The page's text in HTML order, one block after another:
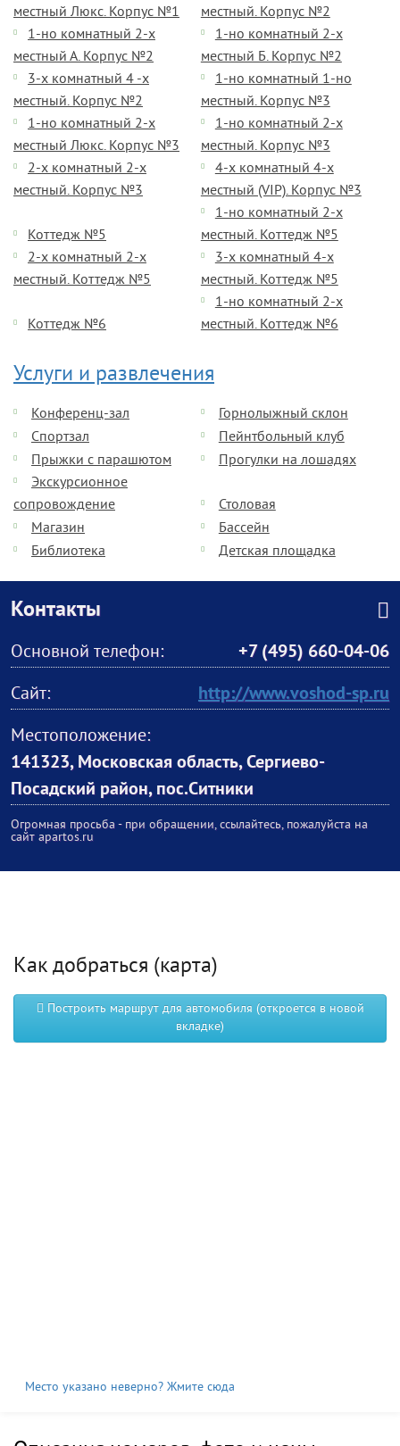
местный Люкс. Корпус №1
местный. Корпус №2
1-но комнатный 2-х
местный А. Корпус №2
1-но комнатный 2-х
местный Б. Корпус №2
3-х комнатный 4 -х
местный. Корпус №2
1-но комнатный 1-но
местный. Корпус №3
1-но комнатный 2-х
местный Люкс. Корпус №3
1-но комнатный 2-х
местный. Корпус №3
2-х комнатный 2-х
местный. Корпус №3
4-х комнатный 4-х
местный (VIP). Корпус №3
Коттедж №5
1-но комнатный 2-х
местный. Коттедж №5
2-х комнатный 2-х
местный. Коттедж №5
3-х комнатный 4-х
местный. Коттедж №5
Коттедж №6
1-но комнатный 2-х
местный. Коттедж №6
Услуги и развлечения
Конференц-зал
Горнолыжный склон
Спортзал
Пейнтбольный клуб
Прыжки с парашютом
Прогулки на лошадях
Экскурсионное
сопровождение
Столовая
Магазин
Бассейн
Библиотека
Детская площадка
Контакты
Основной телефон:
+7 (495) 660-04-06
Сайт:
http://www.voshod-sp.ru
Местоположение:
141323, Московская область, Сергиево-
Посадский район, пос.Ситники
Огромная просьба - при обращении, ссылайтесь, пожалуйста на
сайт apartos.ru
Как добраться (карта)
Построить маршрут для автомобиля (откроется в новой
вкладке)
Место указано неверно? Жмите сюда